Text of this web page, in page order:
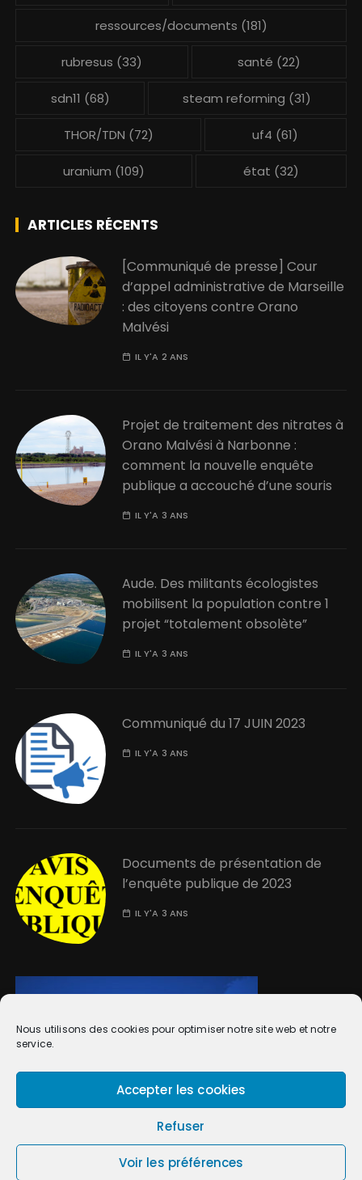
Nous utilisons des cookies pour optimiser notre site web et notre
service.
Accepter les cookies
Refuser
Voir les préférences
ressources/documents (181)
rubresus (33) santé (22)
sdn11 (68) steam reforming (31)
THOR/TDN (72) uf4 (61)
uranium (109) état (32)
ARTICLES RÉCENTS
[Communiqué de presse] Cour
d’appel administrative de Marseille
: des citoyens contre Orano
Malvési
IL Y'A 2 ANS
Projet de traitement des nitrates à
Orano Malvési à Narbonne :
comment la nouvelle enquête
publique a accouché d’une souris
IL Y'A 3 ANS
Aude. Des militants écologistes
mobilisent la population contre 1
projet “totalement obsolète”
IL Y'A 3 ANS
Communiqué du 17 JUIN 2023
IL Y'A 3 ANS
Documents de présentation de
l’enquête publique de 2023
IL Y'A 3 ANS
TCNA 2022 Licence Creative Commons GuCherry Blog